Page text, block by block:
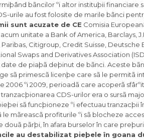
bãncilor ºi altor instituþii financiare
urile au fost folosite de marile bãnci
sunt acuzate de CE Comisia
unitate a Bank of America, Barclays,
Citigroup, Credit Suisse, Deutsche
Swaps and Derivatives Association
de piaþã deþinut de bãnci. Aceste
sã primescã licenþe care sã le permitã
2006 ºi 2009, perioadã care acoperã
CDS-urilor era o sursã
sã funcþioneze ºi efectuau tranzacþii
le mãreascã profiturile ºi sã blocheze
pãrþi, în afara burselor în care
au destabilizat pieþele în goana